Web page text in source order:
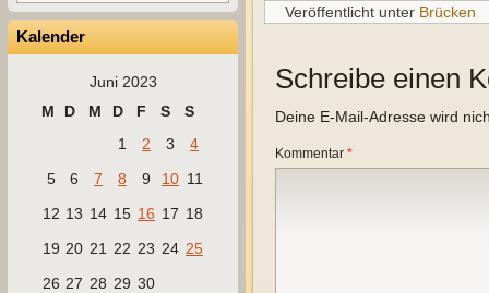
Kalender
Juni 2023
M
D M D F S
S
1
2 3
4
5
6 7 8 9 10 11
12 13 14 15 16 17 18
19 20 21 22 23 24 25
26 27 28 29 30
Veröffentlicht unter Brücken
Schreibe einen
Deine E-Mail-Adresse wird
Kommentar *